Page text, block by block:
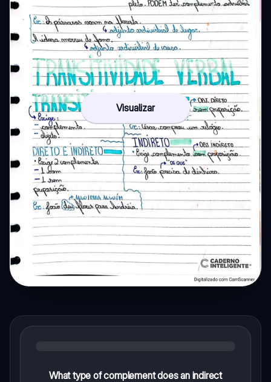
Visualizar
What type of complement does an indirect